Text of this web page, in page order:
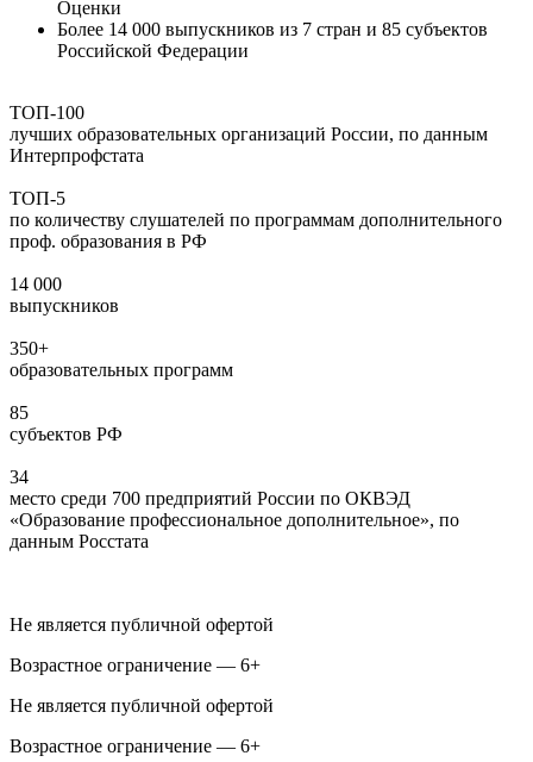
Оценки
Более 14 000 выпускников из 7 стран и 85 субъектов
Российской Федерации
ТОП-100
лучших образовательных организаций России, по данным
Интерпрофстата
ТОП-5
по количеству слушателей по программам дополнительного
проф. образования в РФ
14 000
выпускников
350+
образовательных программ
85
субъектов РФ
34
место среди 700 предприятий России по ОКВЭД
«Образование профессиональное дополнительное», по
данным Росстата
Не является публичной офертой
Возрастное ограничение — 6+
Не является публичной офертой
Возрастное ограничение — 6+